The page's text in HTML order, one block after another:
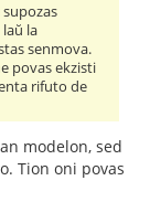
supozas
la
senmova.
povas ekzisti
rifuto de
modelon, sed
Tion oni povas